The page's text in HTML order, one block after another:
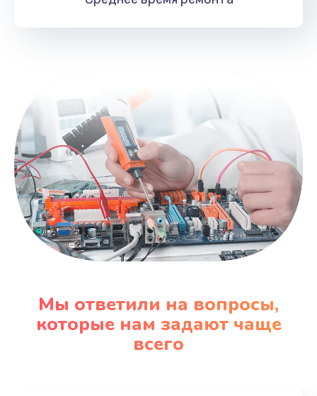
Мы ответили на вопросы,
которые нам задают чаще
всего